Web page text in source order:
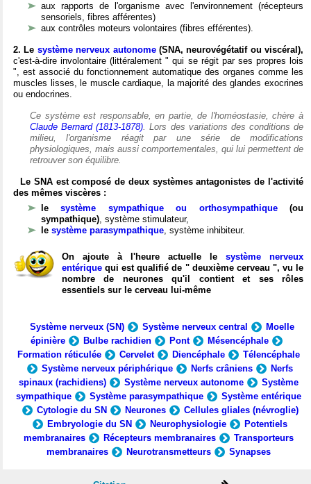
aux rapports de l'organisme avec l'environnement (récepteurs
sensoriels, fibres afférentes)
aux contrôles moteurs volontaires (fibres efférentes).
2. Le système nerveux autonome(SNA, neurovégétatif ou viscéral),
c'est-à-dire involontaire (littéralement " qui se régit par ses propres lois
", est associé du fonctionnement automatique des organes comme les
muscles lisses, le muscle cardiaque, la majorité des glandes exocrines
ou endocrines.
Ce système est responsable, en partie, de l'homéostasie, chère à
Claude Bernard (1813-1878). Lors des variations des conditions de
milieu, l'organisme réagit par une série de modifications
physiologiques, mais aussi comportementales, qui lui permettent de
retrouver son équilibre.
Le SNA est composé de deux systèmes antagonistes de l'activité
des mêmes viscères :
lesystème sympathique ou orthosympathique(ou
sympathique), système stimulateur,
le système parasympathique, système inhibiteur.
On ajoute à l'heure actuelle le système nerveux
entérique qui est qualifié de " deuxième cerveau ", vu le
nombre de neurones qu'il contient et ses rôles
essentiels sur le cerveau lui-même
Système nerveux (SN) Système nerveux central
Moelle
épinière
Bulbe rachidien Pont
Mésencéphale
Formation réticulée
Cervelet Diencéphale
Télencéphale
Système nerveux périphérique
Nerfs crâniens
Nerfs
spinaux (rachidiens)
Système nerveux autonome
Système
sympathique
Système parasympathique
Système entérique
Cytologie du SN
Neurones
Cellules gliales (névroglie)
Embryologie du SN
Neurophysiologie
Potentiels
membranaires
Récepteurs membranaires
Transporteurs
membranaires
Neurotransmetteurs Synapses